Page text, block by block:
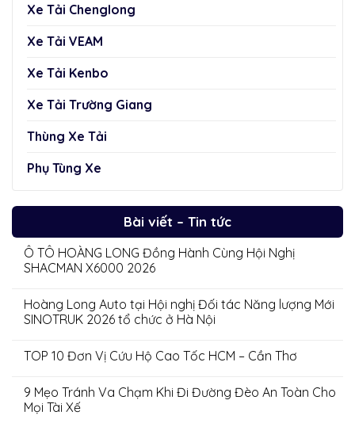
Xe Tải Chenglong
Xe Tải VEAM
Xe Tải Kenbo
Xe Tải Trường Giang
Thùng Xe Tải
Phụ Tùng Xe
Bài viết – Tin tức
Ô TÔ HOÀNG LONG Đồng Hành Cùng Hội Nghị
SHACMAN X6000 2026
Hoàng Long Auto tại Hội nghị Đối tác Năng lượng Mới
SINOTRUK 2026 tổ chức ở Hà Nội
TOP 10 Đơn Vị Cứu Hộ Cao Tốc HCM – Cần Thơ
9 Mẹo Tránh Va Chạm Khi Đi Đường Đèo An Toàn Cho
Mọi Tài Xế